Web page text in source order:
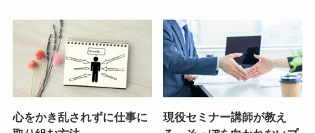
心をかき乱されずに仕事に
現役セミナー講師が教え